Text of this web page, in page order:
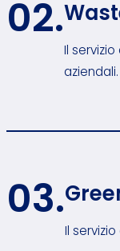
02.
Il
aziendali.
03.
Il